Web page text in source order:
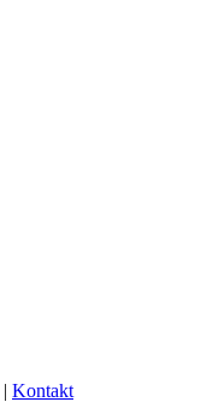
| Kontakt